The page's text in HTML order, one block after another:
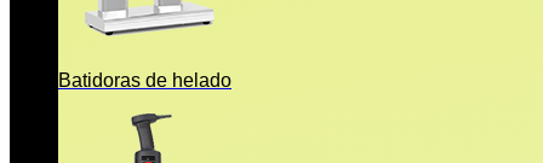
Batidoras de helado